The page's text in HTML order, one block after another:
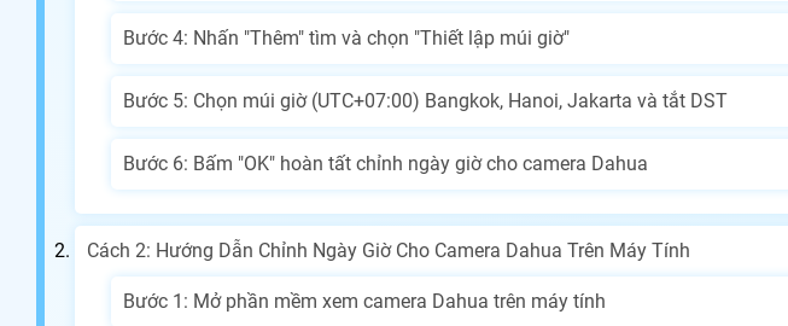
Bước 4: Nhấn "Thêm" tìm và chọn "Thiết lập múi giờ"
Bước 5: Chọn múi giờ (UTC+07:00) Bangkok, Hanoi, Jakarta và tắt DST
Bước 6: Bấm "OK" hoàn tất chỉnh ngày giờ cho camera Dahua
Cách 2: Hướng Dẫn Chỉnh Ngày Giờ Cho Camera Dahua Trên Máy Tính
Bước 1: Mở phần mềm xem camera Dahua trên máy tính